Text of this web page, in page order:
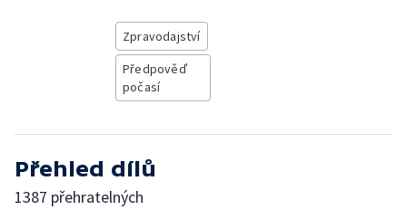
Zpravodajství
Předpověď
počasí
Přehled dílů
1387 přehratelných